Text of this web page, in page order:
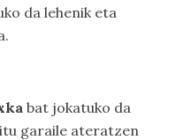
da lehenik eta
bat jokatuko da
garaile ateratzen